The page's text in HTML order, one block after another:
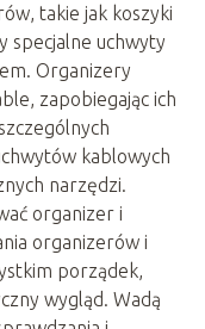
takie jak koszyki
specjalne uchwyty
Organizery
zapobiegając ich
kablowych
narzędzi.
organizer i
organizerów i
porządek,
wygląd. Wadą